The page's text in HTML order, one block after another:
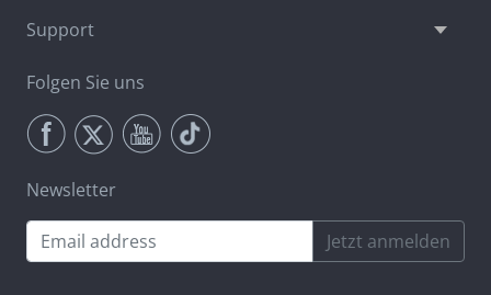
Support
Folgen Sie uns
Newsletter
Jetzt anmelden